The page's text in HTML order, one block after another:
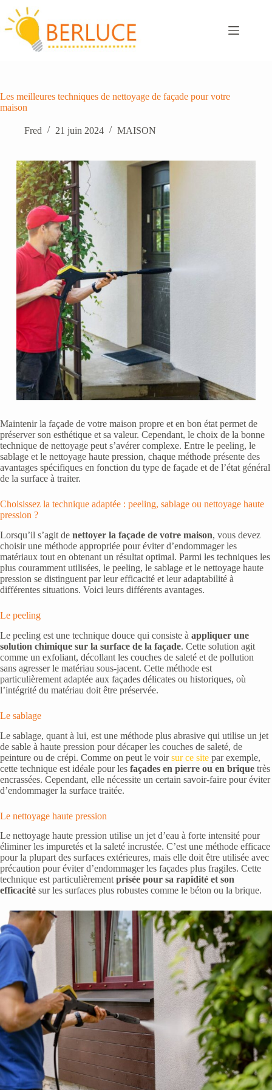
au
contenu
Les meilleures techniques de nettoyage de façade pour votre
maison
Fred 21 juin 2024 MAISON
Maintenir la façade de votre maison propre et en bon état permet de
préserver son esthétique et sa valeur. Cependant, le choix de la bonne
technique de nettoyage peut s’avérer complexe. Entre le peeling, le
sablage et le nettoyage haute pression, chaque méthode présente des
avantages spécifiques en fonction du type de façade et de l’état général
de la surface à traiter.
Choisissez la technique adaptée : peeling, sablage ou nettoyage haute
pression ?
Lorsqu’il s’agit de nettoyer la façade de votre maison, vous devez
choisir une méthode appropriée pour éviter d’endommager les
matériaux tout en obtenant un résultat optimal. Parmi les techniques les
plus couramment utilisées, le peeling, le sablage et le nettoyage haute
pression se distinguent par leur efficacité et leur adaptabilité à
différentes situations. Voici leurs différents avantages.
Le peeling
Le peeling est une technique douce qui consiste à appliquer une
solution chimique sur la surface de la façade. Cette solution agit
comme un exfoliant, décollant les couches de saleté et de pollution
sans agresser le matériau sous-jacent. Cette méthode est
particulièrement adaptée aux façades délicates ou historiques, où
l’intégrité du matériau doit être préservée.
Le sablage
Le sablage, quant à lui, est une méthode plus abrasive qui utilise un jet
de sable à haute pression pour décaper les couches de saleté, de
peinture ou de crépi. Comme on peut le voirsur ce site par exemple,
cette technique est idéale pour les façades en pierre ou en brique très
encrassées. Cependant, elle nécessite un certain savoir-faire pour éviter
d’endommager la surface traitée.
Le nettoyage haute pression
Le nettoyage haute pression utilise un jet d’eau à forte intensité pour
éliminer les impuretés et la saleté incrustée. C’est une méthode efficace
pour la plupart des surfaces extérieures, mais elle doit être utilisée avec
précaution pour éviter d’endommager les façades plus fragiles. Cette
technique est particulièrementprisée pour sa rapidité et son
efficacité sur les surfaces plus robustes comme le béton ou la brique.